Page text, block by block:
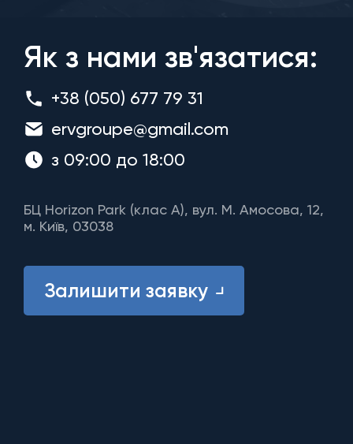
Як з нами зв'язатися:
+38 (050) 677 79 31
ervgroupe@gmail.com
з 09:00 до 18:00
БЦ Horizon Park (клас A), вул. М. Амосова, 12,
м. Київ, 03038
Залишити заявку